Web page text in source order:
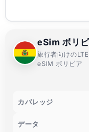
eSim ボリ
旅行者向けの
eSIM ボリビア
カバレッジ
データ